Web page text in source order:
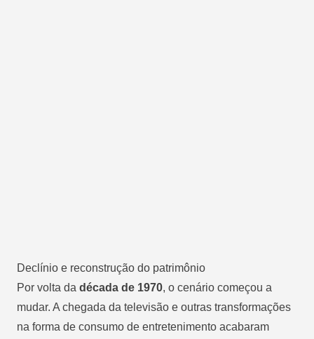
Declínio e reconstrução do patrimônio
Por volta da década de 1970, o cenário começou a
mudar. A chegada da televisão e outras transformações
na forma de consumo de entretenimento acabaram